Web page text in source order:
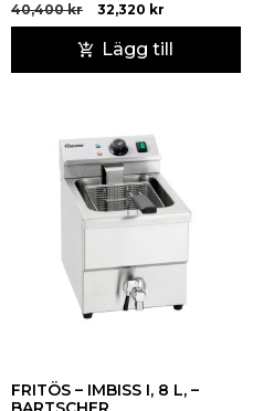
40,400kr 32,320 kr
Lägg till
FRITÖS – IMBISS I, 8 L, –